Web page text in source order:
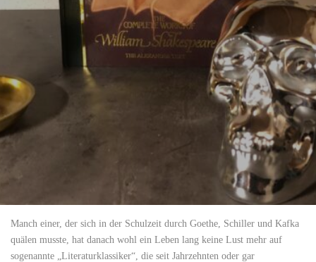
Manch einer, der sich in der Schulzeit durch Goethe, Schiller und Kafka
quälen musste, hat danach wohl ein Leben lang keine Lust mehr auf
sogenannte „Literaturklassiker“, die seit Jahrzehnten oder gar